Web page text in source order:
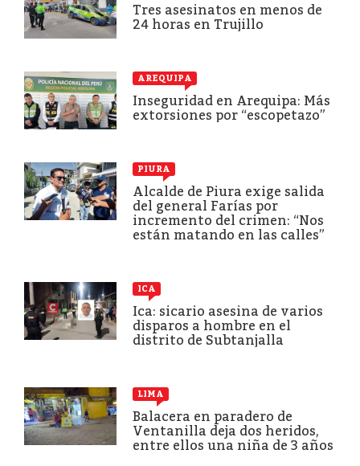
Tres asesinatos en menos de
24 horas en Trujillo
AREQUIPA
Inseguridad en Arequipa: Más
extorsiones por “escopetazo”
PIURA
Alcalde de Piura exige salida
del general Farías por
incremento del crimen: “Nos
están matando en las calles”
ICA
Ica: sicario asesina de varios
disparos a hombre en el
distrito de Subtanjalla
LIMA
Balacera en paradero de
Ventanilla deja dos heridos,
entre ellos una niña de 3 años